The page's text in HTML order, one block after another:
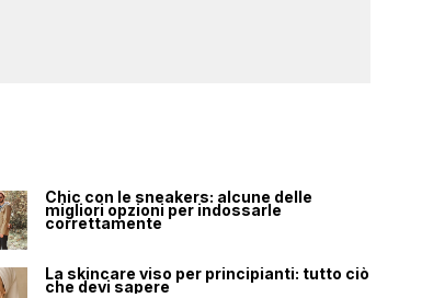
Chic con le sneakers: alcune delle
migliori opzioni per indossarle
correttamente
La skincare viso per principianti: tutto ciò
che devi sapere